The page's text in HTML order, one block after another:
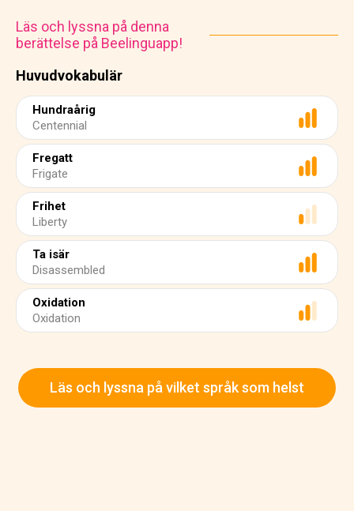
Huvudvokabulär
Hundraårig
Centennial
Fregatt
Frigate
Frihet
Liberty
Ta isär
Disassembled
Oxidation
Oxidation
Läs och lyssna på denna
berättelse på Beelinguapp!
Läs och lyssna på vilket språk som helst